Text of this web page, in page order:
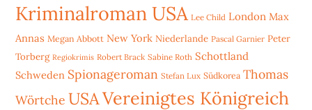
Kriminalroman USA Lee Child London Max
Annas Megan Abbott New York Niederlande Pascal Garnier Peter
Torberg Regiokrimis Robert Brack Sabine Roth Schottland
Schweden Spionageroman Stefan Lux Südkorea Thomas
Wörtche USAVereinigtes Königreich